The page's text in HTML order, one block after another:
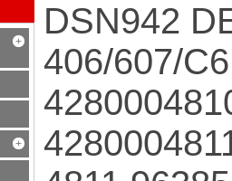
DSN942
406/607/